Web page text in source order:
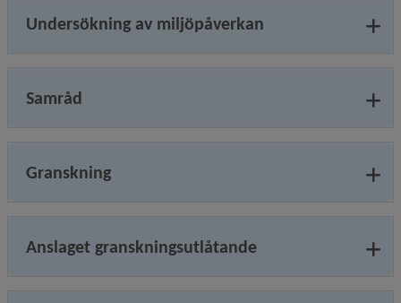
Undersökning av miljöpåverkan
Samråd
Granskning
Anslaget granskningsutlåtande